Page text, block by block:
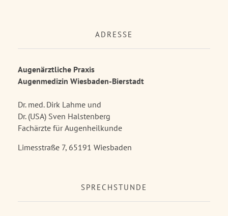
ADRESSE
Augenärztliche Praxis
Augenmedizin Wiesbaden-Bierstadt
Dr. med. Dirk Lahme und
Dr. (USA) Sven Halstenberg
Fachärzte für Augenheilkunde
Limesstraße 7, 65191 Wiesbaden
SPRECHSTUNDE